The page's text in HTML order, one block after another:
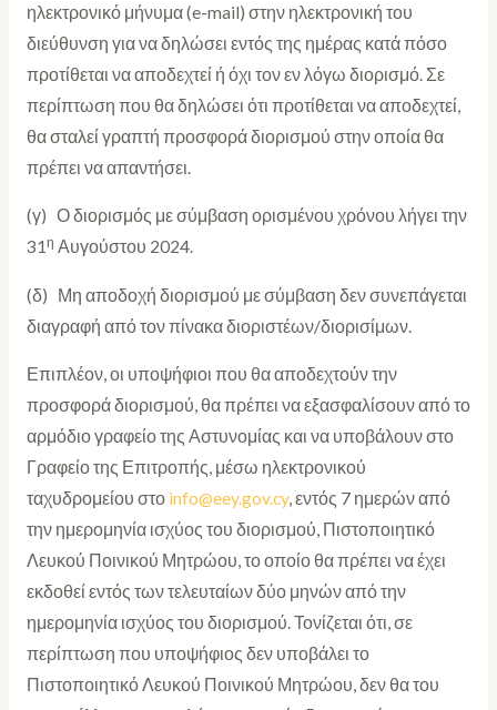
ηλεκτρονικό μήνυμα (e-mail) στην ηλεκτρονική του
διεύθυνση για να δηλώσει εντός της ημέρας κατά πόσο
προτίθεται να αποδεχτεί ή όχι τον εν λόγω διορισμό. Σε
περίπτωση που θα δηλώσει ότι προτίθεται να αποδεχτεί,
θα σταλεί γραπτή προσφορά διορισμού στην οποία θα
πρέπει να απαντήσει.
(γ) Ο διορισμός με σύμβαση ορισμένου χρόνου λήγει την
31η Αυγούστου 2024.
(δ) Μη αποδοχή διορισμού με σύμβαση δεν συνεπάγεται
διαγραφή από τον πίνακα διοριστέων/διορισίμων.
Επιπλέον, οι υποψήφιοι που θα αποδεχτούν την
προσφορά διορισμού, θα πρέπει να εξασφαλίσουν από το
αρμόδιο γραφείο της Αστυνομίας και να υποβάλουν στο
Γραφείο της Επιτροπής, μέσω ηλεκτρονικού
ταχυδρομείου στο info@eey.gov.cy, εντός 7 ημερών από
την ημερομηνία ισχύος του διορισμού, Πιστοποιητικό
Λευκού Ποινικού Μητρώου, το οποίο θα πρέπει να έχει
εκδοθεί εντός των τελευταίων δύο μηνών από την
ημερομηνία ισχύος του διορισμού. Τονίζεται ότι, σε
περίπτωση που υποψήφιος δεν υποβάλει το
Πιστοποιητικό Λευκού Ποινικού Μητρώου, δεν θα του